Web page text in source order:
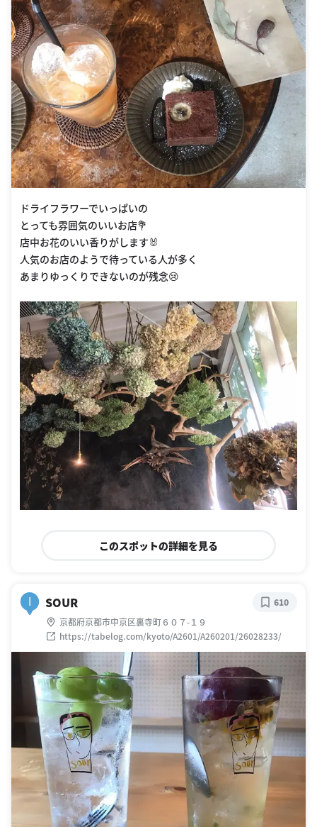
ドライフラワーでいっぱいの
とっても雰囲気のいいお店💐
店中お花のいい香りがします🐰
人気のお店のようで待っている人が多く
あまりゆっくりできないのが残念😢
このスポットの詳細を見る
SOUR
京都府京都市中京区裏寺町６０７-１９
https://tabelog.com/kyoto/A2601/A260201/26028233/
610